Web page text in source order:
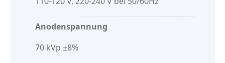
Anodenspannung
70 kVp ±8%